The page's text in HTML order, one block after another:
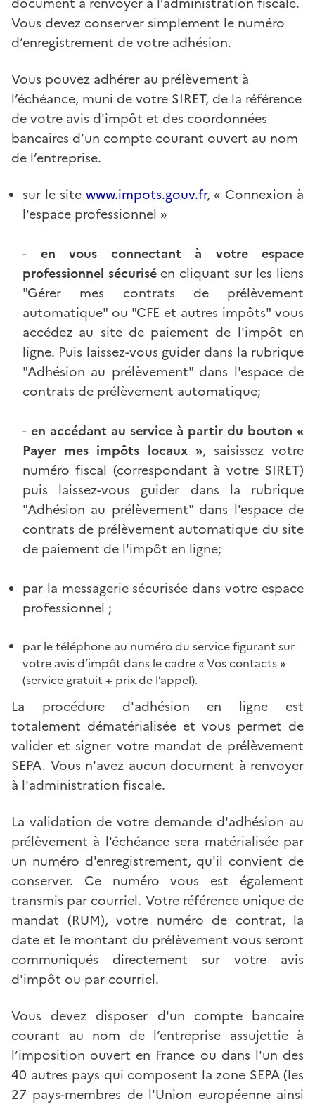
Vous devez conserver simplement le numéro
d’enregistrement de votre adhésion.
Vous pouvez adhérer au prélèvement à
l’échéance, muni de votre SIRET, de la référence
de votre avis d'impôt et des coordonnées
bancaires d’un compte courant ouvert au nom
de l’entreprise.
sur le site www.impots.gouv.fr, « Connexion à
l'espace professionnel »
- en vous connectant à votre espace
professionnel sécuriséen cliquant sur les liens
"Gérer mes contrats de prélèvement
automatique" ou "CFE et autres impôts" vous
accédez au site de paiement de l'impôt en
ligne. Puis laissez-vous guider dans la rubrique
"Adhésion au prélèvement" dans l'espace de
contrats de prélèvement automatique;
- en accédant au service à partir du bouton «
Payer mes impôts locaux », saisissez votre
numéro fiscal (correspondant à votre SIRET)
puis laissez-vous guider dans la rubrique
"Adhésion au prélèvement" dans l'espace de
contrats de prélèvement automatique du site
de paiement de l'impôt en ligne;
par la messagerie sécurisée dans votre espace
professionnel ;
par le téléphone au numéro du service figurant sur
votre avis d’impôt dans le cadre « Vos contacts »
(service gratuit + prix de l’appel).
La procédure d'adhésion en ligne est
totalement dématérialisée et vous permet de
valider et signer votre mandat de prélèvement
SEPA. Vous n'avez aucun document à renvoyer
à l'administration fiscale.
La validation de votre demande d'adhésion au
prélèvement à l'échéance sera matérialisée par
un numéro d'enregistrement, qu'il convient de
conserver. Ce numéro vous est également
transmis par courriel. Votre référence unique de
mandat (RUM), votre numéro de contrat, la
date et le montant du prélèvement vous seront
communiqués directement sur votre avis
d'impôt ou par courriel.
Vous devez disposer d'un compte bancaire
courant au nom de l’entreprise assujettie à
l’imposition ouvert en France ou dans l'un des
40 autres pays qui composent la zone SEPA (les
27 pays-membres de l'Union européenne ainsi